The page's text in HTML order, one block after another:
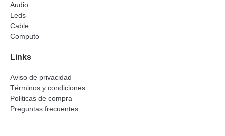
Audio
Leds
Cable
Computo
Links
Aviso de privacidad
Términos y condiciones
Politicas de compra
Preguntas frecuentes